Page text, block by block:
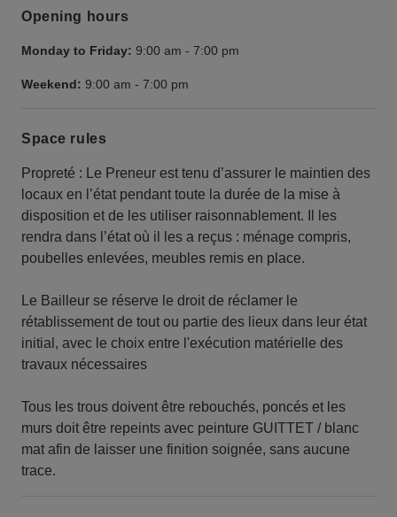
Opening hours
Monday to Friday: 9:00 am - 7:00 pm
Weekend: 9:00 am - 7:00 pm
Space rules
Propreté : Le Preneur est tenu d’assurer le maintien des
locaux en l’état pendant toute la durée de la mise à
disposition et de les utiliser raisonnablement. Il les
rendra dans l’état où il les a reçus : ménage compris,
poubelles enlevées, meubles remis en place.
Le Bailleur se réserve le droit de réclamer le
rétablissement de tout ou partie des lieux dans leur état
initial, avec le choix entre l'exécution matérielle des
travaux nécessaires
Tous les trous doivent être rebouchés, poncés et les
murs doit être repeints avec peinture GUITTET / blanc
mat afin de laisser une finition soignée, sans aucune
trace.